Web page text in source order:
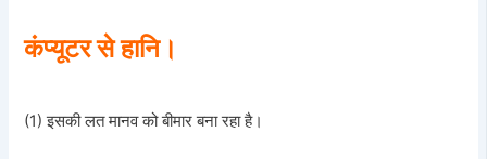
कंप्यूटर से हानि।
(1) इसकी लत मानव को बीमार बना रहा है।